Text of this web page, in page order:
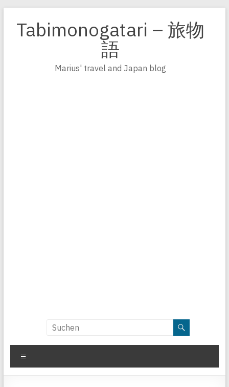
Inhalt
springen
Tabimonogatari – 旅物
語
Marius' travel and Japan blog